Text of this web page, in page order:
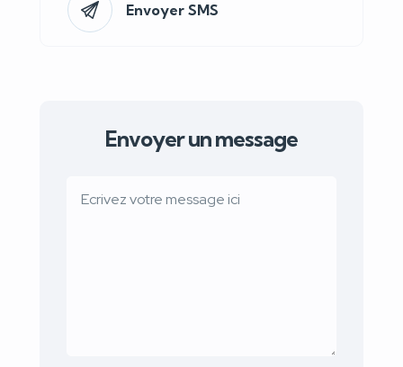
Envoyer SMS
Envoyer un message